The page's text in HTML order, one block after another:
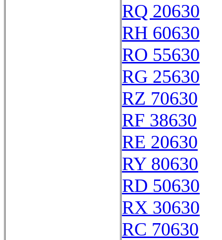
RQ 20630
RH 60630
RO 55630
RG 25630
RZ 70630
RF 38630
RE 20630
RY 80630
RD 50630
RX 30630
RC 70630